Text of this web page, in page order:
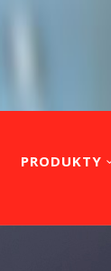
PRODUKTY